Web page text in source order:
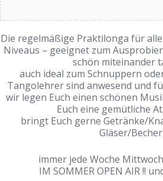
Die regelmäßige Praktilonga für
Niveaus – geeignet zum
schön miteinander
auch ideal zum Schnuppern
Tangolehrer sind anwesend und
wir legen Euch einen schönen
Euch eine gemütliche
bringt Euch gerne Getränke/
Gläser/
immer jede Woche
IM SOMMER OPEN AIR !!